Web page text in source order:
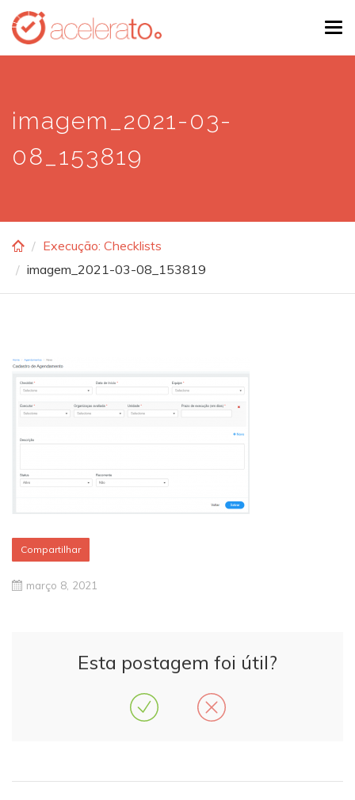
Skip
main
imagem_2021-03-
08_153819
Execução: Checklists
imagem_2021-03-08_153819
Compartilhar
março 8, 2021
Esta postagem foi útil?